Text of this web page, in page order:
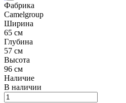
Фабрика
Camelgroup
Ширина
65 см
Глубина
57 см
Высота
96 см
Наличие
В наличии